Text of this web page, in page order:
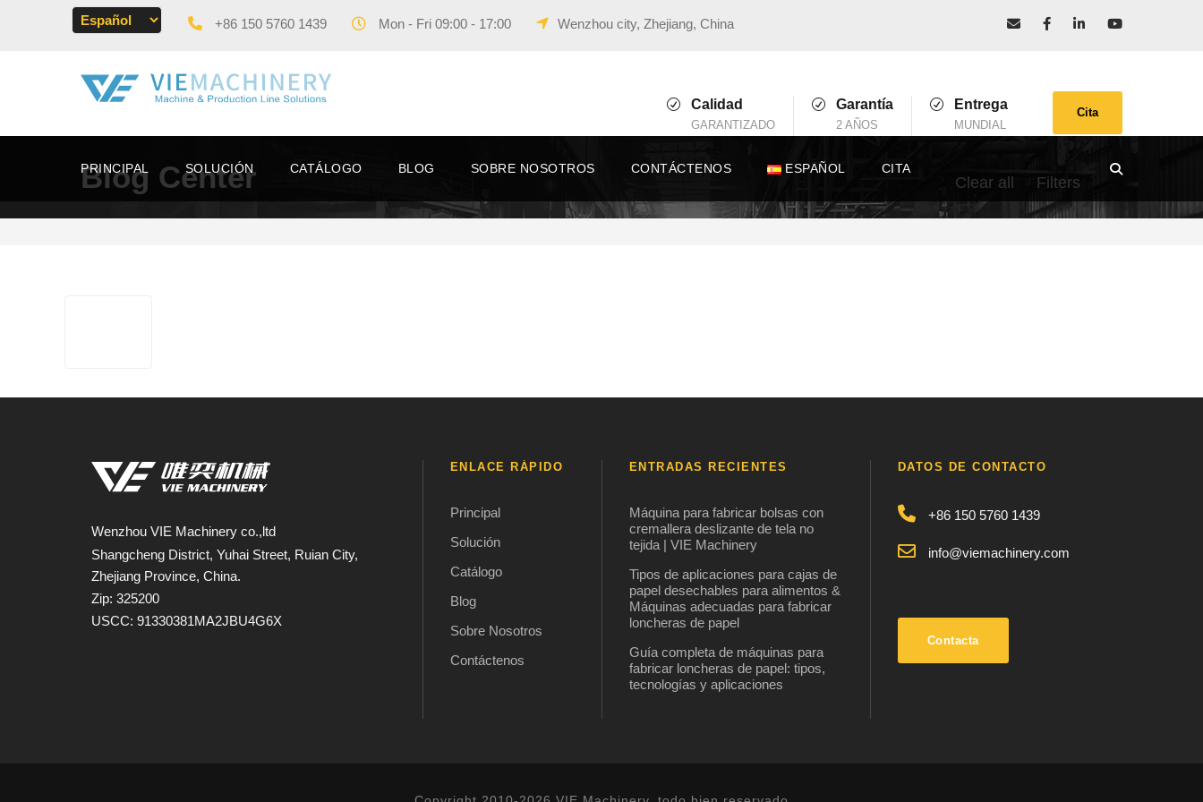
+86 150 5760 1439 Mon - Fri 09:00 - 17:00 Wenzhou city, Zhejiang, China
Calidad
GARANTIZADO
Garantía
2 AÑOS
Entrega
MUNDIAL
Cita
PRINCIPAL SOLUCIÓN CATÁLOGO BLOG SOBRE NOSOTROS CONTÁCTENOS ESPAÑOL CITA
Blog Center Clear all Filters
Wenzhou VIE Machinery co.,ltd
Shangcheng District, Yuhai Street, Ruian City,
Zhejiang Province, China.
Zip: 325200
USCC: 91330381MA2JBU4G6X
ENLACE RÁPIDO
Principal
Solución
Catálogo
Blog
Sobre Nosotros
Contáctenos
ENTRADAS RECIENTES
Máquina para fabricar bolsas con
cremallera deslizante de tela no
tejida | VIE Machinery
Tipos de aplicaciones para cajas de
papel desechables para alimentos &
Máquinas adecuadas para fabricar
loncheras de papel
Guía completa de máquinas para
fabricar loncheras de papel: tipos,
tecnologías y aplicaciones
DATOS DE CONTACTO
+86 150 5760 1439
info@viemachinery.com
Contacta